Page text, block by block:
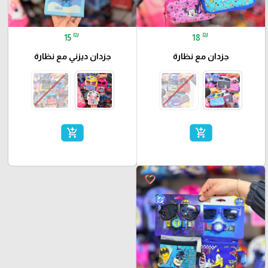
18 ₪
جزدان مع نظارة
add_shopping_cart
15 ₪
جزدان ديزني مع نظارة
add_shopping_cart
favorite_border